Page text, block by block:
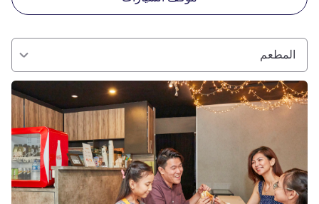
المطعم
راجع التفاصيل